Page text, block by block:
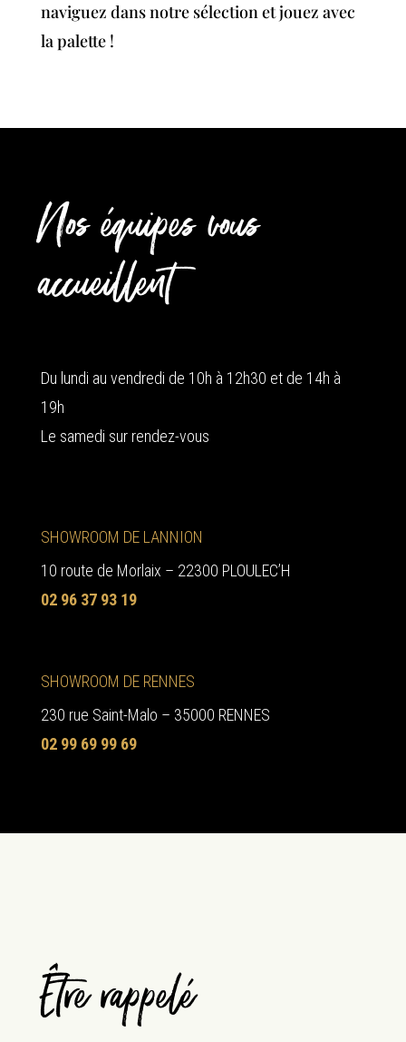
naviguez dans notre sélection et jouez avec
la palette !
Nos équipes vous
accueillent
Du lundi au vendredi de 10h à 12h30 et de 14h à
19h
Le samedi sur rendez-vous
SHOWROOM DE LANNION
10 route de Morlaix – 22300 PLOULEC’H
02 96 37 93 19
SHOWROOM DE RENNES
230 rue Saint-Malo – 35000 RENNES
02 99 69 99 69
Être rappelé